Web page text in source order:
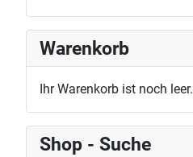
Warenkorb
Ihr Warenkorb ist noch leer.
Shop - Suche